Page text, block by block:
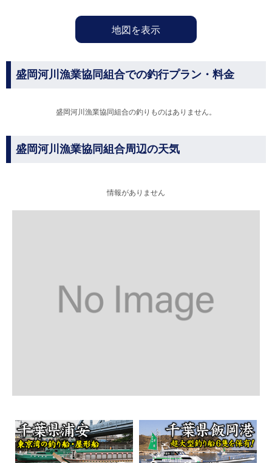
地図を表示
盛岡河川漁業協同組合での釣行プラン・料金
盛岡河川漁業協同組合の釣りものはありません。
盛岡河川漁業協同組合周辺の天気
情報がありません